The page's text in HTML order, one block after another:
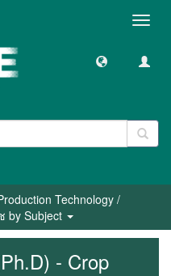
Technology /
by Subject
- Crop